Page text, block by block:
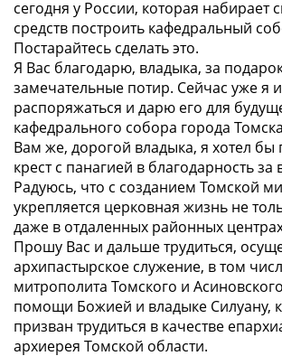
сегодня у России, которая набирает
средств построить кафедральный
Постарайтесь сделать это.
Я Вас благодарю, владыка, за
замечательные потир. Сейчас уже я
распоряжаться и дарю его для
кафедрального собора города
Вам же, дорогой владыка, я хотел бы
крест с панагией в благодарность
Радуюсь, что с созданием Томской
укрепляется церковная жизнь не
даже в отдаленных районных
Прошу Вас и дальше трудиться,
архипастырское служение, в том
митрополита Томского и
помощи Божией и владыке Силуану,
призван трудиться в качестве
архиерея Томской области.